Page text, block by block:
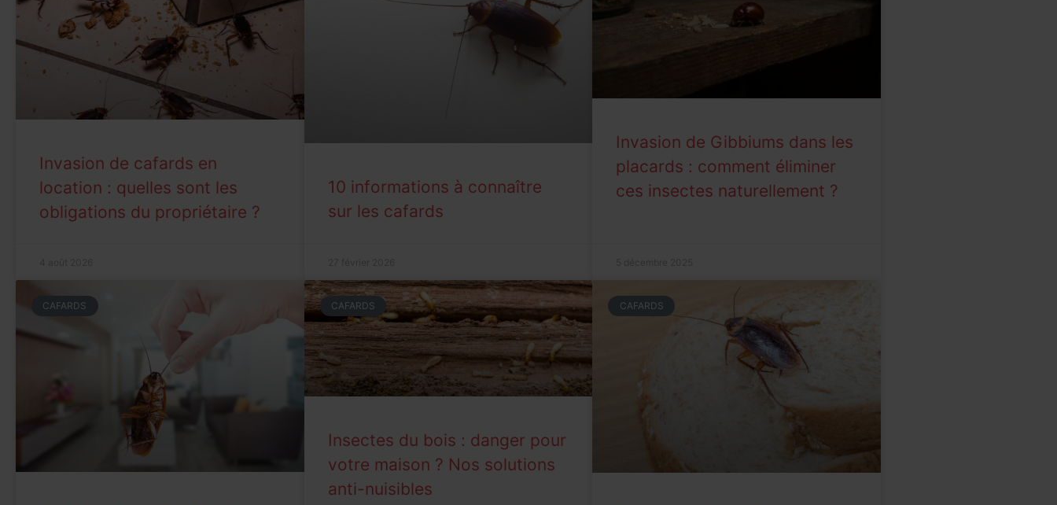
Invasion de cafards en
location : quelles sont les
obligations du propriétaire ?
10 informations à connaître
sur les cafards
Invasion de Gibbiums dans les
placards : comment éliminer
ces insectes naturellement ?
CAFARDS CAFARDS
Insectes du bois : danger pour
votre maison ? Nos solutions
anti-nuisibles
CAFARDS